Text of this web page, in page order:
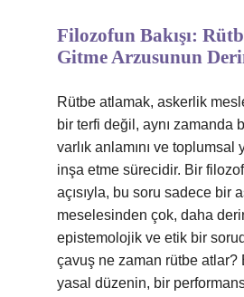
Filozofun Bakışı:
Gitme Arzusunun
Rütbe atlamak, askerlik
bir terfi değil, aynı zamanda
varlık anlamını ve toplumsal
inşa etme sürecidir. Bir
açısıyla, bu soru sadece bir
meselesinden çok, daha
epistemolojik ve etik bir
çavuş ne zaman rütbe atlar?
yasal düzenin, bir